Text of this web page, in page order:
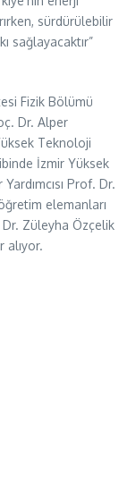
sürdürülebilir
sağlayacaktır”
Fizik Bölümü
Dr. Alper
Teknoloji
İzmir Yüksek
Prof. Dr.
elemanları
Züleyha Özçelik
alıyor.